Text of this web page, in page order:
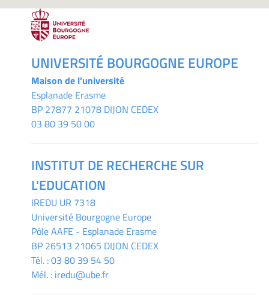
UNIVERSITÉ BOURGOGNE EUROPE
Maison de l'université
Esplanade Erasme
BP 27877 21078 DIJON CEDEX
03 80 39 50 00
INSTITUT DE RECHERCHE SUR
L'EDUCATION
IREDU UR 7318
Université Bourgogne Europe
Pôle AAFE - Esplanade Erasme
BP 26513 21065 DIJON CEDEX
Tél. :03 80 39 54 50
Mél. : iredu@ube.fr